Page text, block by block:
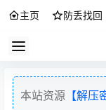
主页 防丢找回
本站资源 【解压